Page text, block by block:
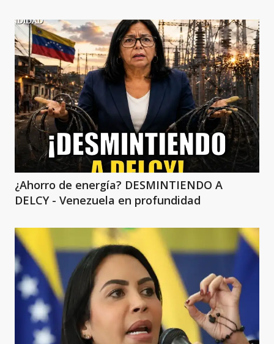
¿Ahorro de energía? DESMINTIENDO A
DELCY - Venezuela en profundidad